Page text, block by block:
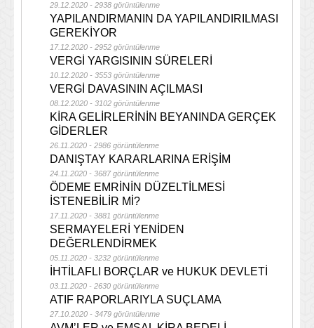
29.12.2020 - 2938 görüntülenme
YAPILANDIRMANIN DA YAPILANDIRILMASI
GEREKİYOR
17.12.2020 - 2952 görüntülenme
VERGİ YARGISININ SÜRELERİ
10.12.2020 - 3553 görüntülenme
VERGİ DAVASININ AÇILMASI
08.12.2020 - 3102 görüntülenme
KİRA GELİRLERİNİN BEYANINDA GERÇEK
GİDERLER
26.11.2020 - 2986 görüntülenme
DANIŞTAY KARARLARINA ERİŞİM
24.11.2020 - 3687 görüntülenme
ÖDEME EMRİNİN DÜZELTİLMESİ
İSTENEBİLİR Mİ?
17.11.2020 - 3881 görüntülenme
SERMAYELERİ YENİDEN
DEĞERLENDİRMEK
05.11.2020 - 3232 görüntülenme
İHTİLAFLI BORÇLAR ve HUKUK DEVLETİ
03.11.2020 - 2630 görüntülenme
ATIF RAPORLARIYLA SUÇLAMA
27.10.2020 - 3479 görüntülenme